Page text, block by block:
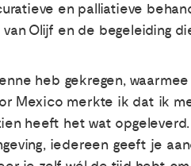
en palliatieve
Olijf en de begeleiding
heb gekregen,
Mexico merkte ik dat ik
heeft het wat
iedereen geeft je